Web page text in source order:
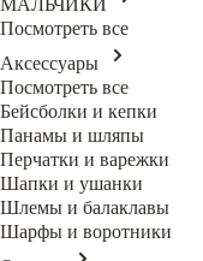
МАЛЬЧИКИ
Посмотреть все
Аксессуары
Посмотреть все
Бейсболки и кепки
Панамы и шляпы
Перчатки и варежки
Шапки и ушанки
Шлемы и балаклавы
Шарфы и воротники